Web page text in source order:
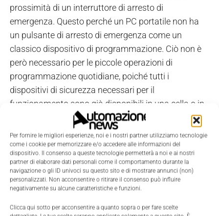
Per fornire le migliori esperienze, noi e i nostri partner utilizziamo tecnologie
come i cookie per memorizzare e/o accedere alle informazioni del
dispositivo. Il consenso a queste tecnologie permetterà a noi e ai nostri
partner di elaborare dati personali come il comportamento durante la
navigazione o gli ID univoci su questo sito e di mostrare annunci (non)
personalizzati. Non acconsentire o ritirare il consenso può influire
negativamente su alcune caratteristiche e funzioni.
Clicca qui sotto per acconsentire a quanto sopra o per fare scelte
prossimità di un interruttore di arresto di
emergenza. Questo perché un PC portatile non ha
un pulsante di arresto di emergenza come un
classico dispositivo di programmazione. Ciò non è
però necessario per le piccole operazioni di
programmazione quotidiane, poiché tutti i
dispositivi di sicurezza necessari per il
funzionamento sono già disponibili in una cella o in
un impianto e pronti per l'uso.
iRProgrammer è disponibile anche come strumento
di programmazione per i robot collaborativi della
serie CR di FANUC. Il softwareiRProgrammer non
deve necessariamente sostituire il Teach Pendant;
questo è vero soprattutto quando si progetta una
poiché non tutti i dispositivi di protezione sono